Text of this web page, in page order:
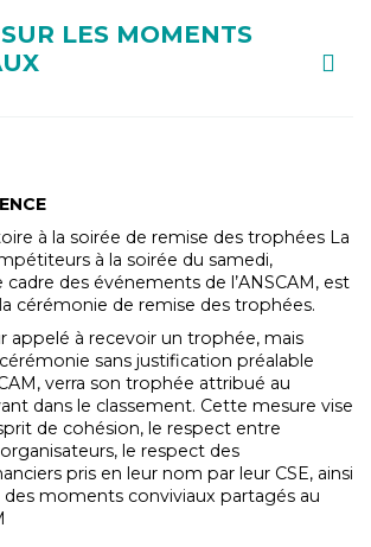
LES MOMENTS
à la soirée de remise des trophées La
à la soirée du samedi,
cadre des événements de l’ANSCAM, est
cérémonie de remise des trophées.
appelé à recevoir un trophée, mais
sans justification préalable
verra son trophée attribué au
dans le classement. Cette mesure vise
de cohésion, le respect entre
le respect des
pris en leur nom par leur CSE, ainsi
des moments conviviaux partagés au